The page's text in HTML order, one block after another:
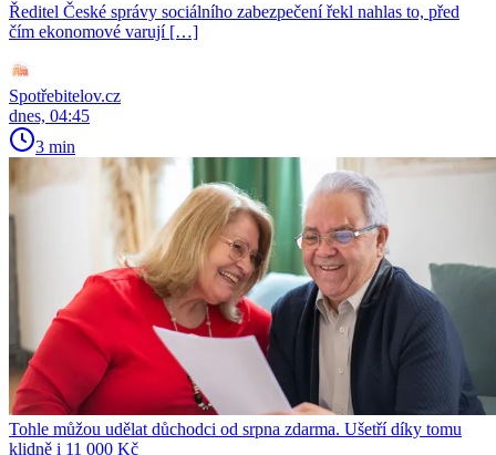
Ředitel České správy sociálního zabezpečení řekl nahlas to, před
čím ekonomové varují […]
Spotřebitelov.cz
dnes, 04:45
3 min
Tohle můžou udělat důchodci od srpna zdarma. Ušetří díky tomu
klidně i 11 000 Kč